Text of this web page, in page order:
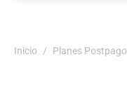
Inicio / Planes Postpago